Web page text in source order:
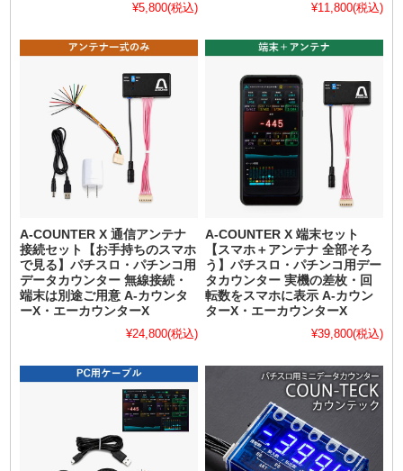
¥5,800(税込)
¥11,800(税込)
A-COUNTER X 通信アンテナ
接続セット【お手持ちのスマホ
で見る】パチスロ・パチンコ用
データカウンター 無線接続・
端末は別途ご用意 A-カウンタ
ーX・エーカウンターX
¥24,800(税込)
A-COUNTER X 端末セット
【スマホ＋アンテナ 全部そろ
う】パチスロ・パチンコ用デー
タカウンター 実機の差枚・回
転数をスマホに表示 A-カウン
ターX・エーカウンターX
¥39,800(税込)